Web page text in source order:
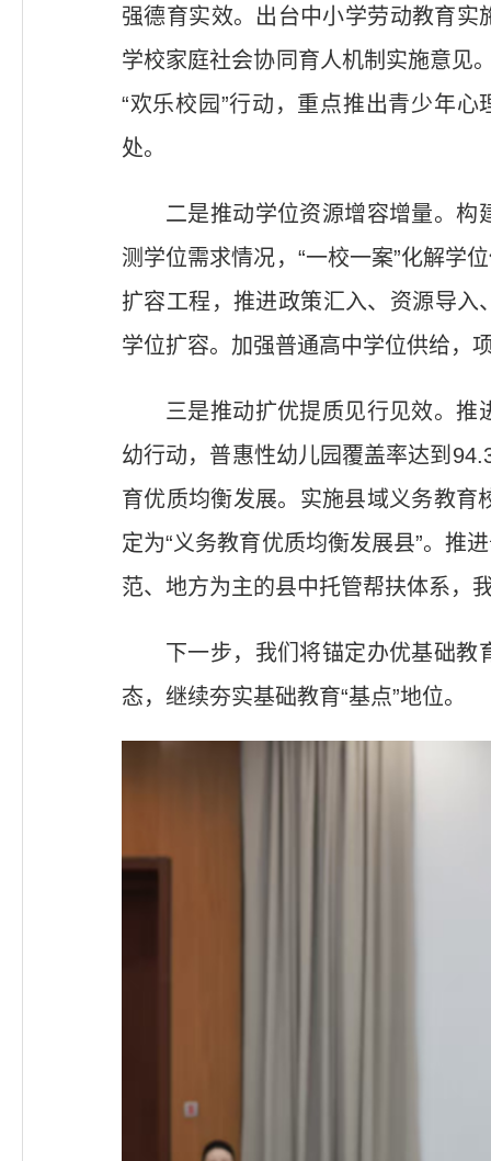
强德育实效。出台中小学劳动教育
学校家庭社会协同育人机制实施意见
“欢乐校园”行动，重点推出青少年
处。
二是推动学位资源增容增量。构
测学位需求情况，“一校一案”化解学
扩容工程，推进政策汇入、资源导入
学位扩容。加强普通高中学位供给，
三是推动扩优提质见行见效。推
幼行动，普惠性幼儿园覆盖率达到
育优质均衡发展。实施县域义务教
定为“义务教育优质均衡发展县”。推
范、地方为主的县中托管帮扶体系，
下一步，我们将锚定办优基础教
态，继续夯实基础教育“基点”地位。